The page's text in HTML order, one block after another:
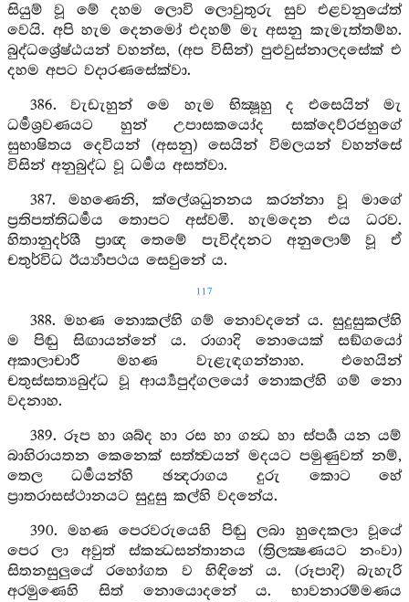
සියුම් වූ මේ දහම ලොවි ලොවුතුරු සුව එළවනුයේත්
වෙයි. අපි හැම දෙනමෝ එදහම් මැ අසනු කැමැත්තම්හ.
බුද්ධශ්‍රේෂ්ඨයන් වහන්ස, (අප විසින්) පුළුවුස්නාලදසේක් එ
දහම අපට වදාරණසේක්වා.
386. වැඩැහුන් මෙ හැම භික්‍ෂූහු ද එසෙයින් මැ
ධර්‍මශ්‍රවණයට හුන් උපාසකයෝද සක්දෙව්රජහුගේ
සුභාෂිතය දෙවියන් (අසනු) සෙයින් විමලයන් වහන්සේ
විසින් අනුබුද්ධ වූ ධර්‍මය අසත්වා.
387. මහණෙනි, ක්ලේශධුනනය කරන්නා වූ මාගේ
ප්‍රතිපත්තිධර්‍මය තොපට අස්වමි. හැමදෙන එය ධරව.
හිතානුදර්ශී ප්‍රාඥ තෙමේ පැවිද්දනට අනුලොම් වූ ඒ
චතුර්විධ ඊර්‍ය්‍යාපථය සෙවුනේ ය.
117
388. මහණ නොකල්හි ගම් නොවදනේ ය. සුදුසුකල්හි
ම පිඬු සිඟායන්නේ ය. රාගාදි නොයෙක් සඞ්ගයෝ
අකාලාචාරී මහණ වැළැඳගන්නාහ. එහෙයින්
චතුස්සත්‍යබුද්ධ වූ ආර්‍ය්‍යපුද්ගලයෝ නොකල්හි ගම් නො
වදනාහ.
389. රූප හා ශබ්ද හා රස හා ගන්‍ධ හා ස්පර්‍ශ යන යම්
බාහිරායතන කෙනෙක් සත්ත්‍වයන් මදයට පමුණුවත් නම්,
තෙල ධර්‍මයන්හි ඡන්‍දරාගය දුරු කොට හේ
ප්‍රාතරාසස්ථානයට සුදුසු කල්හි වදනේය.
390. මහණ පෙරවරුයෙහි පිඬු ලබා හුදෙකලා වූයේ
පෙර ලා අවුත් ස්කන්‍ධසන්තානය (ත්‍රිලක්‍ෂණයට නංවා)
සිතනසුලුයේ රහෝගත ව හිඳිනේ ය. (රූපාදි) බැහැරි
අරමුණෙහි සිත් නොයොදනේ ය. භාවනාරම්මණය